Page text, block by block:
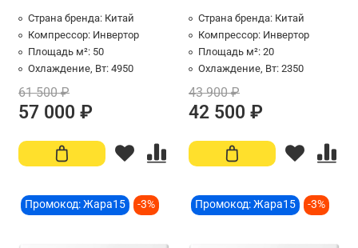
Страна бренда: Китай
Компрессор: Инвертор
Площадь м²: 50
Охлаждение, Вт: 4950
61 500 ₽
57 000 ₽
Страна бренда: Китай
Компрессор: Инвертор
Площадь м²: 20
Охлаждение, Вт: 2350
43 900 ₽
42 500 ₽
Промокод: Жара15 -3% Промокод: Жара15 -3%